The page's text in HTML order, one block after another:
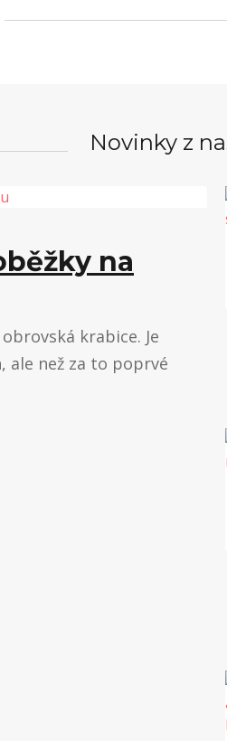
Novinky z
na
krabice. Je
ale než za to poprvé